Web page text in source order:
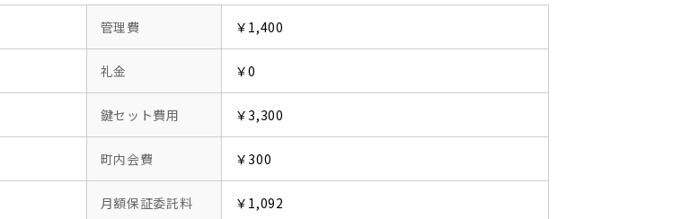
管理費 ￥1,400
礼金 ￥0
鍵セット費用 ￥3,300
町内会費 ￥300
月額保証委託料 ￥1,092